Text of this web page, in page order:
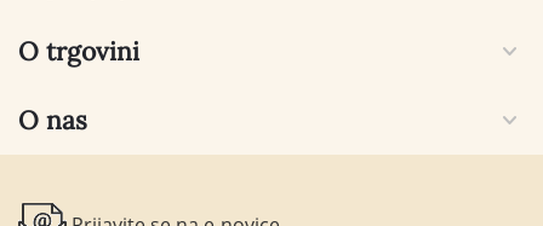
O trgovini
O nas